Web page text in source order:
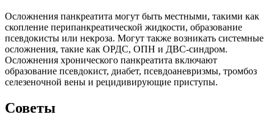
Осложнения панкреатита могут быть местными, такими как
скопление перипанкреатической жидкости, образование
псевдокисты или некроза. Могут также возникать системные
осложнения, такие как ОРДС, ОПН и ДВС-синдром.
Осложнения хронического панкреатита включают
образование псевдокист, диабет, псевдоаневризмы, тромбоз
селезеночной вены и рецидивирующие приступы.
Советы